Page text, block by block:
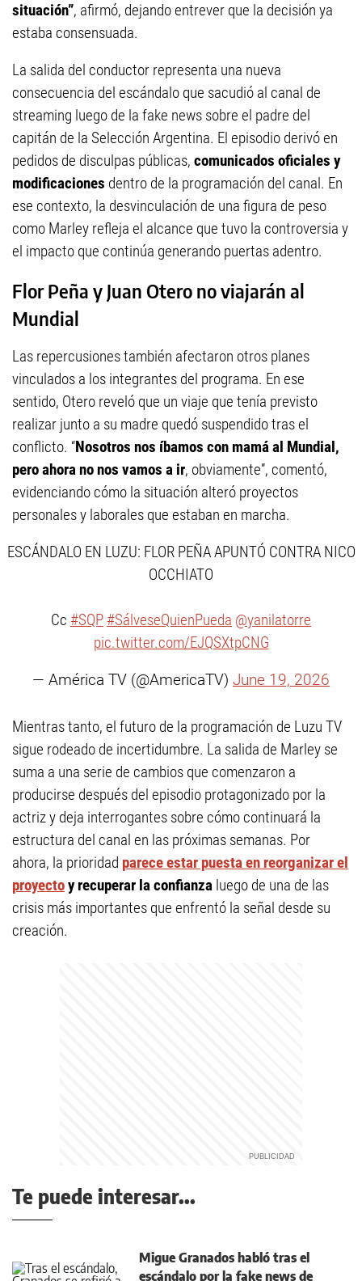
situación”, afirmó, dejando entrever que la decisión ya
estaba consensuada.
La salida del conductor representa una nueva
consecuencia del escándalo que sacudió al canal de
streaming luego de la fake news sobre el padre del
capitán de la Selección Argentina. El episodio derivó en
pedidos de disculpas públicas, comunicados oficiales y
modificaciones dentro de la programación del canal. En
ese contexto, la desvinculación de una figura de peso
como Marley refleja el alcance que tuvo la controversia y
el impacto que continúa generando puertas adentro.
Flor Peña y Juan Otero no viajarán al
Mundial
Las repercusiones también afectaron otros planes
vinculados a los integrantes del programa. En ese
sentido, Otero reveló que un viaje que tenía previsto
realizar junto a su madre quedó suspendido tras el
conflicto. “Nosotros nos íbamos con mamá al Mundial,
pero ahora no nos vamos a ir, obviamente”, comentó,
evidenciando cómo la situación alteró proyectos
personales y laborales que estaban en marcha.
ESCÁNDALO EN LUZU: FLOR PEÑA APUNTÓ CONTRA NICO
OCCHIATO
Cc #SQP #SálveseQuienPueda @yanilatorre
pic.twitter.com/EJQSXtpCNG
— América TV (@AmericaTV) June 19, 2026
Mientras tanto, el futuro de la programación de Luzu TV
sigue rodeado de incertidumbre. La salida de Marley se
suma a una serie de cambios que comenzaron a
producirse después del episodio protagonizado por la
actriz y deja interrogantes sobre cómo continuará la
estructura del canal en las próximas semanas. Por
ahora, la prioridad parece estar puesta en reorganizar el
proyectoy recuperar la confianza luego de una de las
crisis más importantes que enfrentó la señal desde su
creación.
Te puede interesar...
Migue Granados habló tras el
escándalo por la fake news de